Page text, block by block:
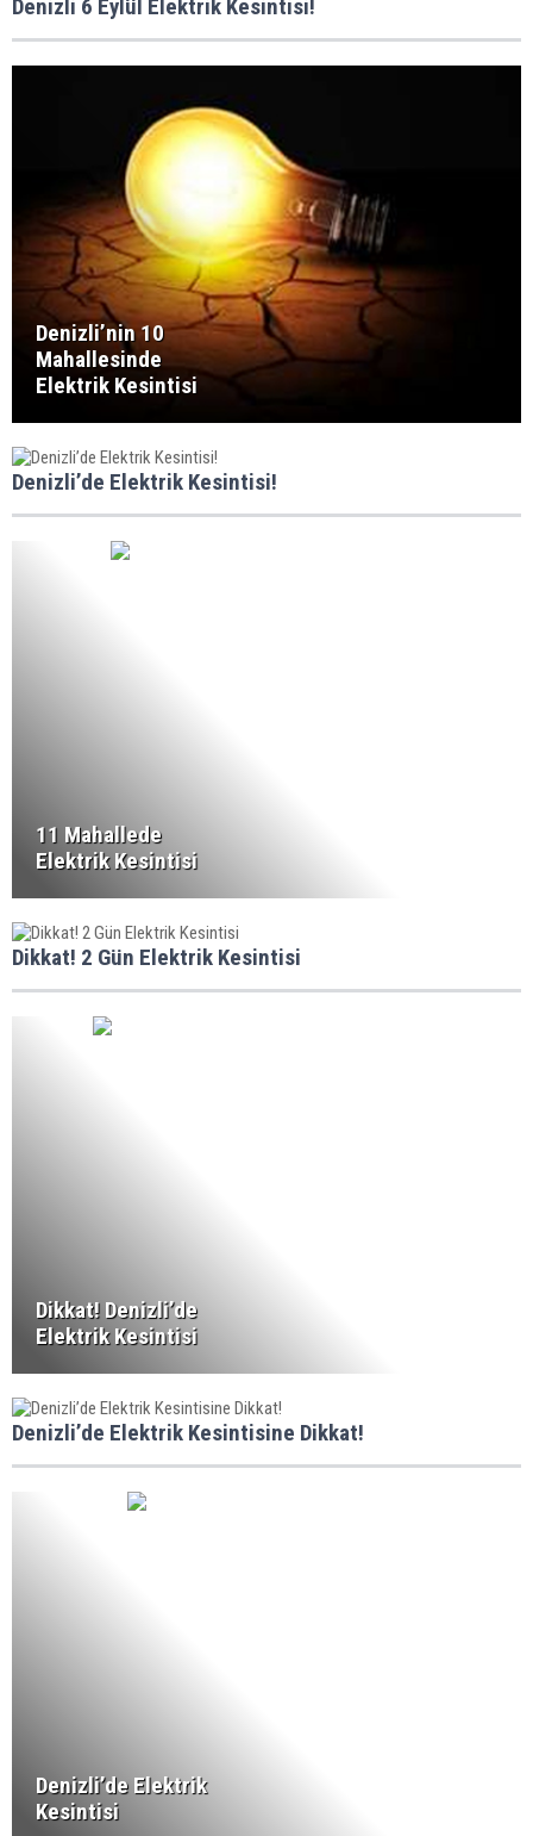
Denizli 6 Eylül Elektrik Kesintisi!
Denizli’nin 10
Mahallesinde
Elektrik Kesintisi
Denizli’de Elektrik Kesintisi!
11 Mahallede
Elektrik Kesintisi
Dikkat! 2 Gün Elektrik Kesintisi
Dikkat! Denizli’de
Elektrik Kesintisi
Denizli’de Elektrik Kesintisine Dikkat!
Denizli’de Elektrik
Kesintisi